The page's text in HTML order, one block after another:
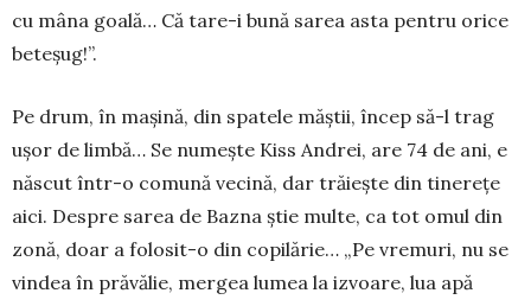
cu mâna goală… Că tare-i bună sarea asta pentru orice
beteșug!”.
Pe drum, în mașină, din spatele măștii, încep să-l trag
ușor de limbă… Se numește Kiss Andrei, are 74 de ani, e
născut într-o comună vecină, dar trăiește din tinerețe
aici. Despre sarea de Bazna știe multe, ca tot omul din
zonă, doar a folosit-o din copilărie… „Pe vremuri, nu se
vindea în pră­vălie, mergea lumea la izvoare, lua apă